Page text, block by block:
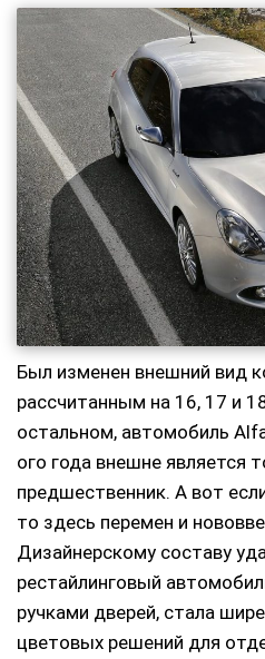
Был изменен внешний вид
рассчитанным на 16, 17 и
остальном, автомобиль
ого года внешне является
предшественник. А вот
то здесь перемен и
Дизайнерскому составу
рестайлинговый
ручками дверей, стала
цветовых решений для